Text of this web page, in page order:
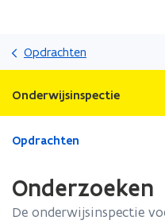
Opdrachten
Onderwijsinspectie
Gedaan
bevindt
Opdrachten
Onderzoeken
De onderwijsinspectie